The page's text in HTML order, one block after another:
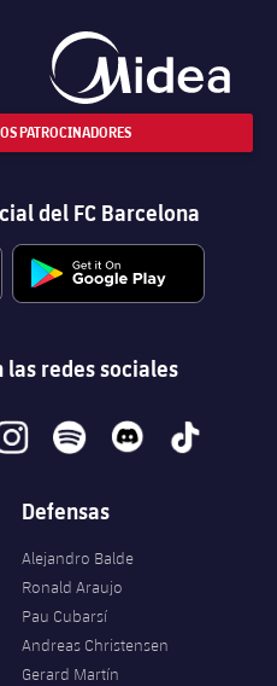
PATROCINADORES
del FC Barcelona
las redes sociales
spotify discord tiktok
Defensas
Alejandro Balde
Ronald Araujo
Pau Cubarsí
Andreas Christensen
Gerard Martín